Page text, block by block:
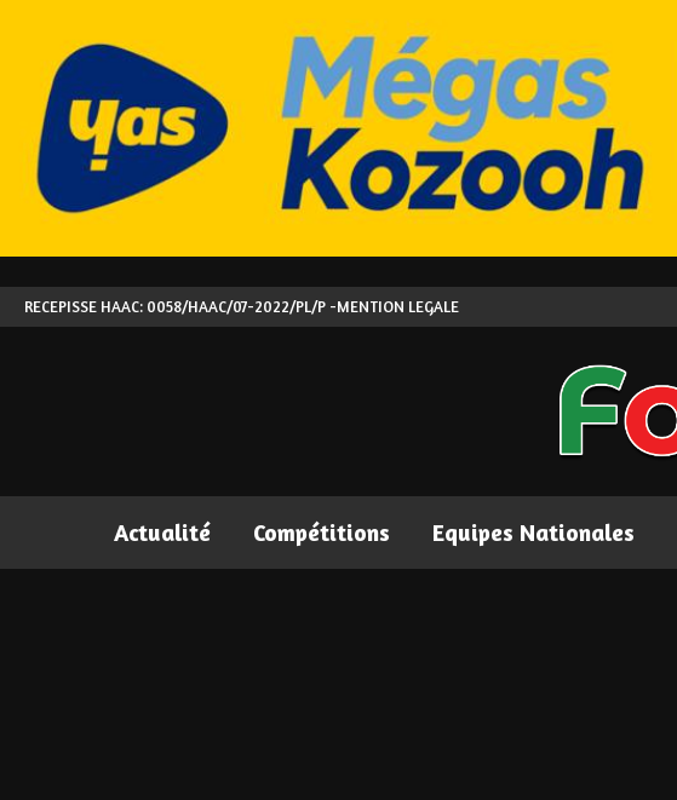
RECEPISSE HAAC: 0058/HAAC/07-2022/PL/P -MENTION LEGALE
Actualité Compétitions Equipes Nationales